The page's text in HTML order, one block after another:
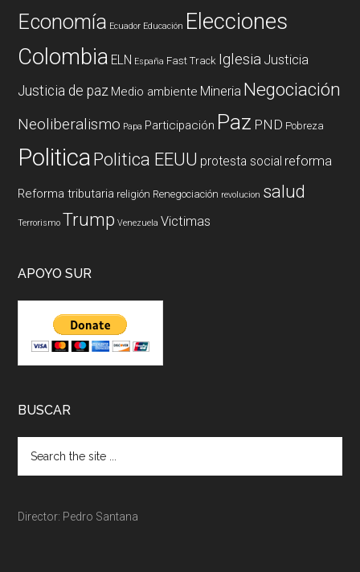
Economía Ecuador Educación Elecciones
Colombia ELN España Fast Track Iglesia Justicia
Justicia de paz Medio ambiente Mineria Negociación
Neoliberalismo Papa Participación Paz PND Pobreza
PoliticaPolitica EEUU protesta social reforma
Reforma tributaria religión Renegociación revolucion salud
Terrorismo Trump Venezuela Victimas
APOYO SUR
BUSCAR
Director: Pedro Santana